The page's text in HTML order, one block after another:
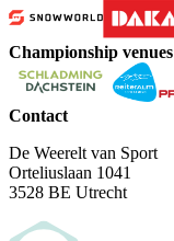
Championship venues
Contact
De Weerelt van Sport
Orteliuslaan 1041
3528 BE Utrecht